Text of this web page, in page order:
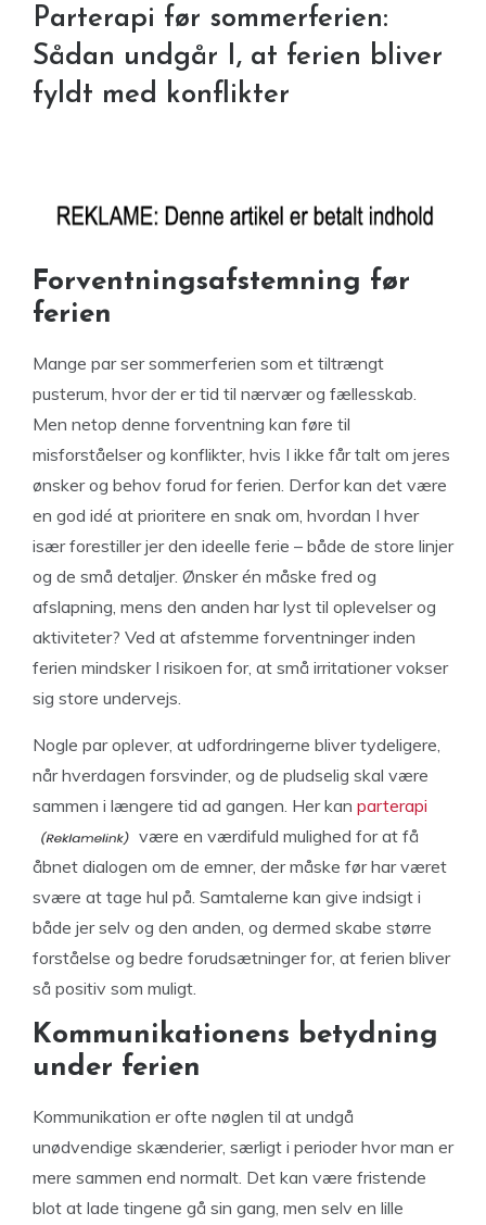
Parterapi før sommerferien:
Sådan undgår I, at ferien bliver
fyldt med konflikter
Forventningsafstemning før
ferien
Mange par ser sommerferien som et tiltrængt
pusterum, hvor der er tid til nærvær og fællesskab.
Men netop denne forventning kan føre til
misforståelser og konflikter, hvis I ikke får talt om jeres
ønsker og behov forud for ferien. Derfor kan det være
en god idé at prioritere en snak om, hvordan I hver
især forestiller jer den ideelle ferie – både de store linjer
og de små detaljer. Ønsker én måske fred og
afslapning, mens den anden har lyst til oplevelser og
aktiviteter? Ved at afstemme forventninger inden
ferien mindsker I risikoen for, at små irritationer vokser
sig store undervejs.
Nogle par oplever, at udfordringerne bliver tydeligere,
når hverdagen forsvinder, og de pludselig skal være
sammen i længere tid ad gangen. Her kan parterapi
være en værdifuld mulighed for at få
åbnet dialogen om de emner, der måske før har været
svære at tage hul på. Samtalerne kan give indsigt i
både jer selv og den anden, og dermed skabe større
forståelse og bedre forudsætninger for, at ferien bliver
så positiv som muligt.
Kommunikationens betydning
under ferien
Kommunikation er ofte nøglen til at undgå
unødvendige skænderier, særligt i perioder hvor man er
mere sammen end normalt. Det kan være fristende
blot at lade tingene gå sin gang, men selv en lille